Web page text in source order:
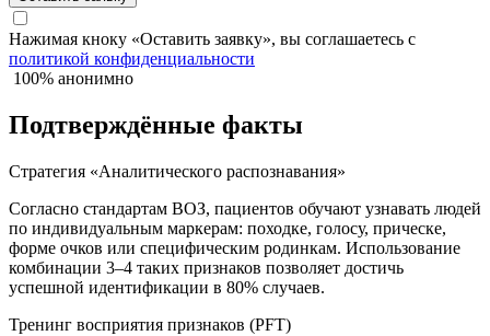
Нажимая кноку «Оставить заявку», вы соглашаетесь с
политикой конфиденциальности
100% анонимно
Подтверждённые факты
Стратегия «Аналитического распознавания»
Согласно стандартам ВОЗ, пациентов обучают узнавать людей
по индивидуальным маркерам: походке, голосу, прическе,
форме очков или специфическим родинкам. Использование
комбинации 3–4 таких признаков позволяет достичь
успешной идентификации в 80% случаев.
Тренинг восприятия признаков (PFT)